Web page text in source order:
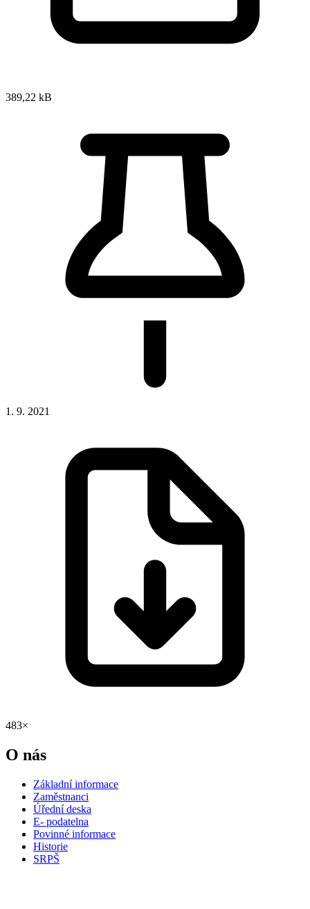
389,22 kB
1. 9. 2021
483×
O nás
Základní informace
Zaměstnanci
Úřední deska
E- podatelna
Povinné informace
Historie
SRPŠ